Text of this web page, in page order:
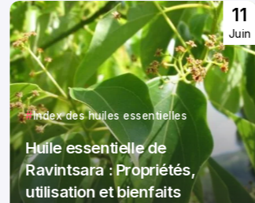
Index des huiles essentielles
Huile essentielle de
Ravintsara : Propriétés,
utilisation et bienfaits
11
Juin